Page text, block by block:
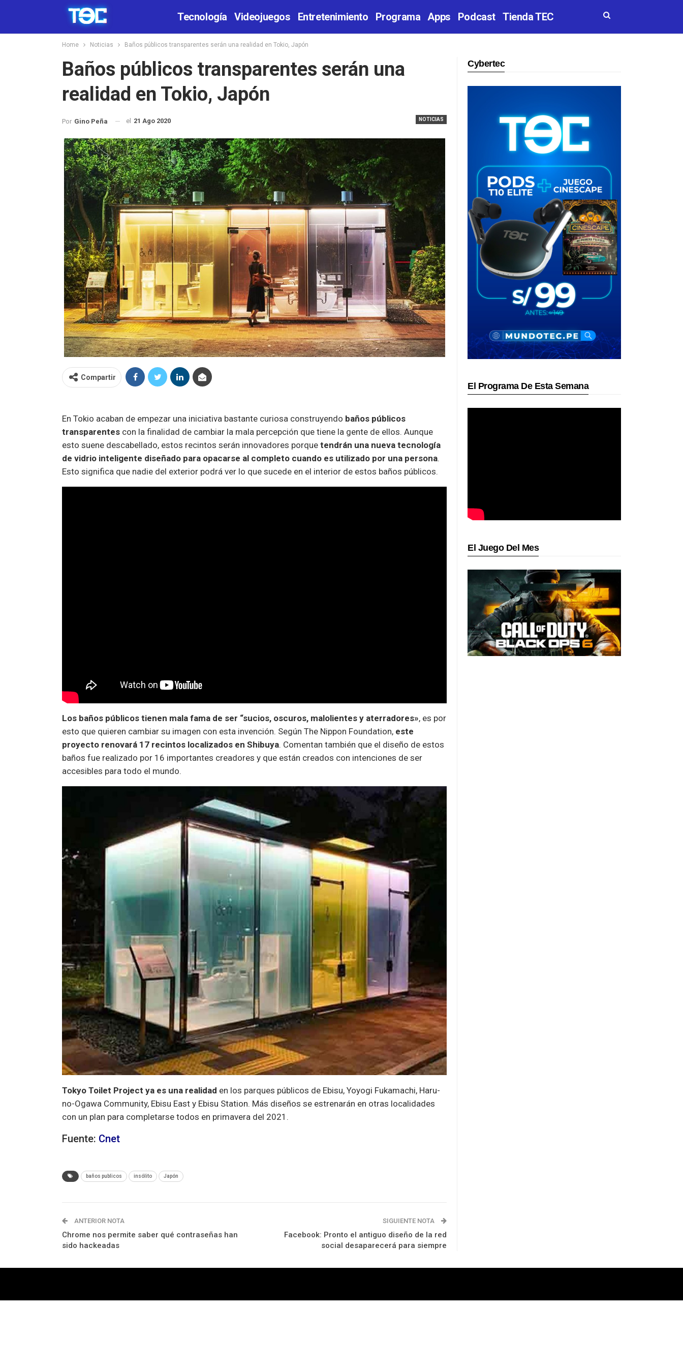
Tecnología Videojuegos Entretenimiento Programa Apps Podcast Tienda TEC
Home Noticias Baños públicos transparentes serán una realidad en Tokio, Japón
Baños públicos transparentes serán una
realidad en Tokio, Japón
NOTICIAS
Por Gino Peña el 21 Ago 2020
Compartir
En Tokio acaban de empezar una iniciativa bastante curiosa construyendo baños públicos
transparentes con la finalidad de cambiar la mala percepción que tiene la gente de ellos. Aunque
esto suene descabellado, estos recintos serán innovadores porque tendrán una nueva tecnología
de vidrio inteligente diseñado para opacarse al completo cuando es utilizado por una persona.
Esto significa que nadie del exterior podrá ver lo que sucede en el interior de estos baños públicos.
Los baños públicos tienen mala fama de ser “sucios, oscuros, malolientes y aterradores», es por
esto que quieren cambiar su imagen con esta invención. Según The Nippon Foundation, este
proyecto renovará 17 recintos localizados en Shibuya. Comentan también que el diseño de estos
baños fue realizado por 16 importantes creadores y que están creados con intenciones de ser
accesibles para todo el mundo.
Tokyo Toilet Project ya es una realidad en los parques públicos de Ebisu, Yoyogi Fukamachi, Haru-
no-Ogawa Community, Ebisu East y Ebisu Station. Más diseños se estrenarán en otras localidades
con un plan para completarse todos en primavera del 2021.
Fuente: Cnet
baños publicos insólito Japón
ANTERIOR NOTA
Chrome nos permite saber qué contraseñas han
sido hackeadas
SIGUIENTE NOTA
Facebook: Pronto el antiguo diseño de la red
social desaparecerá para siempre
Cybertec
El Programa De Esta Semana
El Juego Del Mes